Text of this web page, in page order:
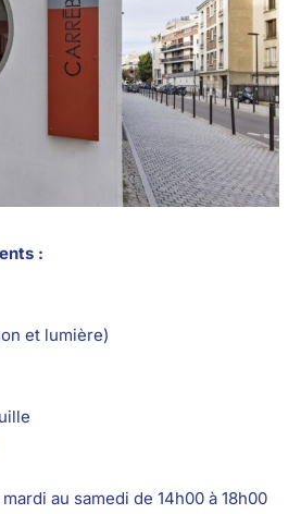
:
et lumière)
au samedi de 14h00 à 18h00